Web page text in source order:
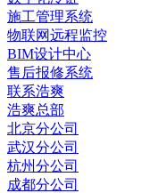
施工管理系统
物联网远程监控
BIM设计中心
售后报修系统
联系浩爽
浩爽总部
北京分公司
武汉分公司
杭州分公司
成都分公司